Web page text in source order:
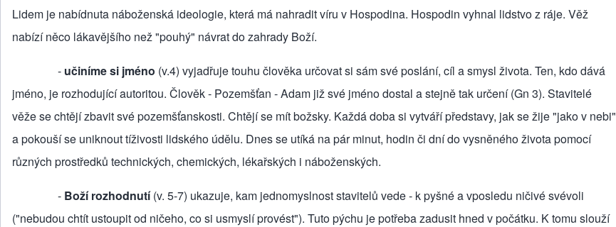
Lidem je nabídnuta náboženská ideologie, která má nahra­dit víru v Hospo­dina. Hospodin vyhnal lidstvo z ráje. Věž
nabízí něco lákavějšího než "pouhý" návrat do zahrady Boží.
‑ učiníme si jméno (v.4) vyjadřuje touhu člověka určovat si sám své poslání, cíl a smysl života. Ten, kdo dává
jméno, je rozhodující autoritou. Člověk ‑ Pozemšťan ‑ Adam již své jméno dostal a stejně tak určení (Gn 3). Stavitelé
věže se chtějí zbavit své pozemšťanskosti. Chtějí se mít božsky. Každá doba si vytváří představy, jak se žije "jako v nebi"
a pokouší se uniknout tíživosti lidského údělu. Dnes se utíká na pár minut, hodin či dní do vysněného života pomocí
různých prostředků technických, chemických, lékařských i náboženských.
‑ Boží rozhodnutí(v. 5‑7) ukazuje, kam jednomyslnost stavitelů vede ‑ k pyšné a vposledu ničivé svévoli
("nebudou chtít ustoupit od ničeho, co si usmyslí provést"). Tuto pýchu je potřeba zadusit hned v počátku. K tomu slouží